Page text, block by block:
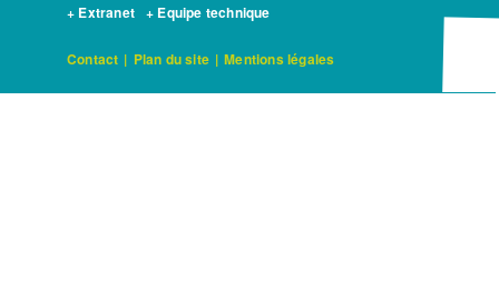
+ Extranet + Equipe technique
Contact | Plan du site | Mentions légales